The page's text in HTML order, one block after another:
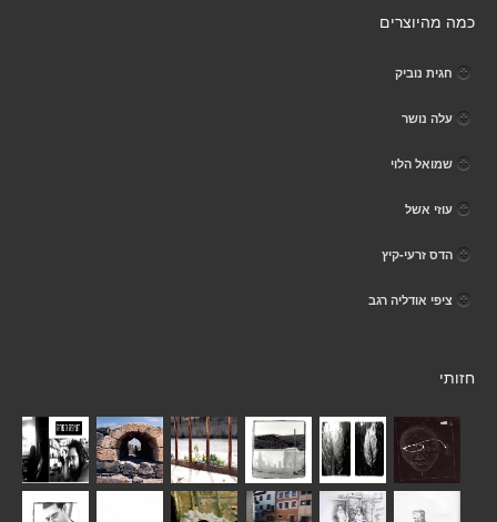
כמה מהיוצרים
חגית נוביק
עלה נושר
שמואל הלוי
עוזי אשל
הדס זרעי-קיץ
ציפי אודליה רגב
חזותי